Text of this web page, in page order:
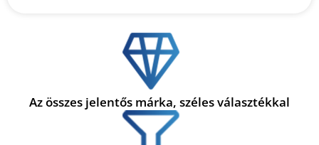
Az összes jelentős márka, széles választékkal